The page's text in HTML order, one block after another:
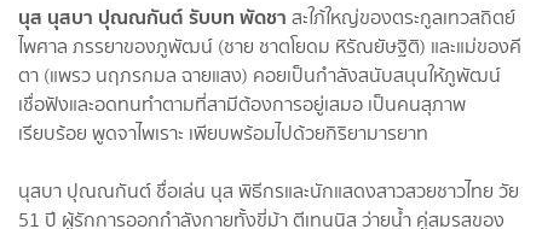
นุส นุสบา ปุณณกันต์ รับบท พัดชา สะใภ้ใหญ่ของตระกูลเทวสถิตย์
ไพศาล ภรรยาของภูพัฒน์ (ชาย ชาตโยดม หิรัณยัษฐิติ) และแม่ของคี
ตา (แพรว นฤภรกมล ฉายแสง) คอยเป็นกำลังสนับสนุนให้ภูพัฒน์
เชื่อฟังและอดทนทำตามที่สามีต้องการอยู่เสมอ เป็นคนสุภาพ
เรียบร้อย พูดจาไพเราะ เพียบพร้อมไปด้วยกิริยามารยาท
นุสบา ปุณณกันต์ ชื่อเล่น นุส พิธีกรและนักแสดงสาวสวยชาวไทย วัย
51 ปี ผู้รักการออกกำลังกายทั้งขี่ม้า ตีเทนนิส ว่ายน้ำ คู่สมรสของ